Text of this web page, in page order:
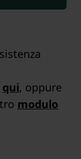
qui, oppure
modulo